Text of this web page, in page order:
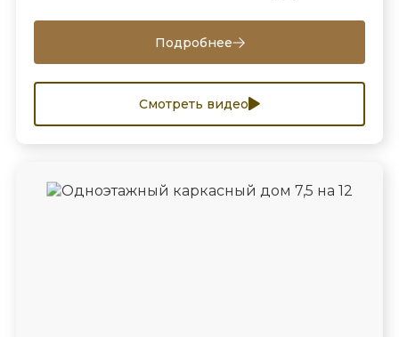
Подробнее
Смотреть видео